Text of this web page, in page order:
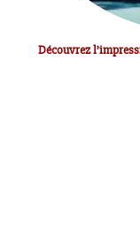
Découvrez